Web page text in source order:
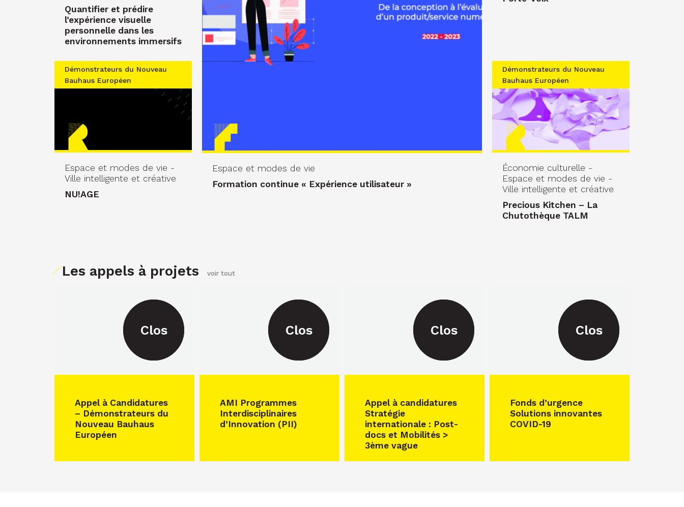
Espace et modes de vie
Formation continue « Expérience utilisateur »
Quantifier et prédire
l’expérience visuelle
personnelle dans les
environnements immersifs
Démonstrateurs du Nouveau
Bauhaus Européen
Espace et modes de vie -
Ville intelligente et créative
NU!AGE
Démonstrateurs du Nouveau
Bauhaus Européen
Économie culturelle -
Espace et modes de vie -
Ville intelligente et créative
Precious Kitchen – La
Chutothèque TALM
Les appels à projets voir tout
Clos
Appel à Candidatures
– Démonstrateurs du
Nouveau Bauhaus
Européen
Clos
AMI Programmes
Interdisciplinaires
d’Innovation (PII)
Clos
Appel à candidatures
Stratégie
internationale : Post-
docs et Mobilités >
3ème vague
Clos
Fonds d’urgence
Solutions innovantes
COVID-19